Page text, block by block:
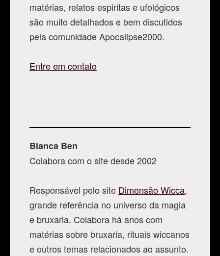
matérias, relatos espiritas e ufológicos
são muito detalhados e bem discutidos
pela comunidade Apocalipse2000.
Entre em contato
Bianca Ben
Colabora com o site desde 2002
Responsável pelo site Dimensão Wicca,
grande referência no universo da magia
e bruxaria. Colabora há anos com
matérias sobre bruxaria, rituais wiccanos
e outros temas relacionados ao assunto.